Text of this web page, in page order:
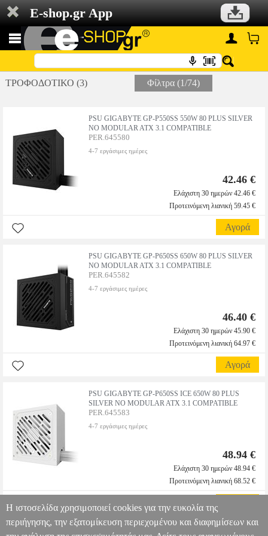
E-shop.gr App
ΤΡΟΦΟΔΟΤΙΚΟ (3) Φίλτρα (1/74)
PSU GIGABYTE GP-P550SS 550W 80 PLUS SILVER
NO MODULAR ATX 3.1 COMPATIBLE
PER.645580
4-7 εργάσιμες ημέρες
42.46 €
Ελάχιστη 30 ημερών 42.46 €
Προτεινόμενη λιανική 59.45 €
Αγορά
PSU GIGABYTE GP-P650SS 650W 80 PLUS SILVER
NO MODULAR ATX 3.1 COMPATIBLE
PER.645582
4-7 εργάσιμες ημέρες
46.40 €
Ελάχιστη 30 ημερών 45.90 €
Προτεινόμενη λιανική 64.97 €
Αγορά
PSU GIGABYTE GP-P650SS ICE 650W 80 PLUS
SILVER NO MODULAR ATX 3.1 COMPATIBLE
PER.645583
4-7 εργάσιμες ημέρες
48.94 €
Ελάχιστη 30 ημερών 48.94 €
Προτεινόμενη λιανική 68.52 €
Η ιστοσελίδα χρησιμοποιεί cookies για την ευκολία της
περιήγησης, την εξατομίκευση περιεχομένου και διαφημίσεων και